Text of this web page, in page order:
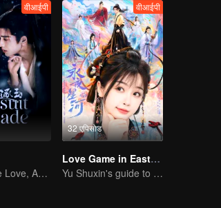
वीआईपी
Wed Before Love, Affection Forged in War
32 एपिसोड
वीआईपी
Love Game in Eastern Fantasy (English Ver.)
Yu Shuxin's guide to pursue Ding Yuxi